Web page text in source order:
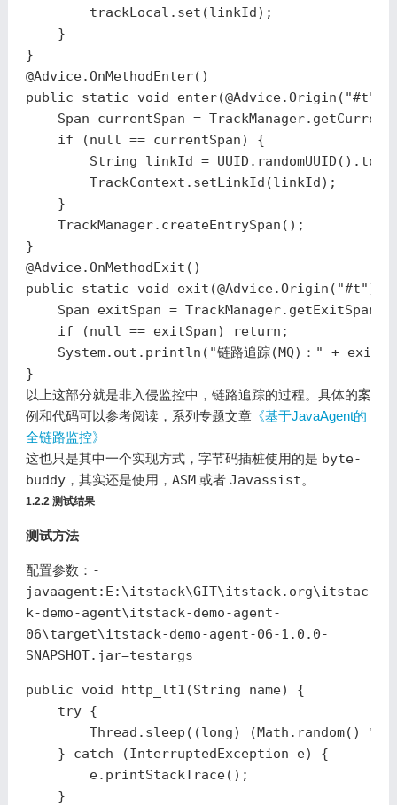
trackLocal . set (linkId);
}
}
@Advice.OnMethodEnter()
public
static void enter(@Advice.Origin ( "#t"
Span
currentSpan = TrackManager.
if
(null == currentSpan)
{
String
linkId = UUID . randomUUID ().
TrackContext . setLinkId (linkId);
}
TrackManager. createEntrySpan ();
}
@Advice.OnMethodExit ()
public
static void exit (@Advice.Origin ( "#t" )
Span
exitSpan = TrackManager. getExitSpan
if
(null == exitSpan) return ;
System. out . println ( "链路追踪(MQ)：" +
}
以上这部分就是非入侵监控中，链路追踪的过程。具体的案
例和代码可以参考阅读，系列专题文章《基于JavaAgent的
全链路监控》
这也只是其中一个实现方式，字节码插桩使用的是 byte-
buddy，其实还是使用， ASM或者 Javassist。
1.2.2 测试结果
测试方法
配置参数： -
javaagent:E:\itstack\GIT\itstack.org\itstac
k-demo-agent\itstack-demo-agent-
06\target\itstack-demo-agent-06-1.0.0-
SNAPSHOT.jar=testargs
public void http_lt1 (String name)
{
try {
Thread . sleep ((long) (Math . random() *
}
catch (InterruptedException e)
{
e. printStackTrace();
}